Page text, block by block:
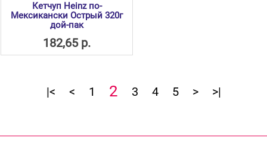
Кетчуп Heinz по-
Мексикански Острый 320г
дой-пак
182,65 р.
|< < 1 2 3 4 5 > >|